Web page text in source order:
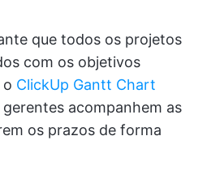
que todos os projetos
com os objetivos
ClickUp Gantt Chart
acompanhem as
os prazos de forma